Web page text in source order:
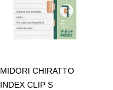
MIDORI CHIRATTO
INDEX CLIP S